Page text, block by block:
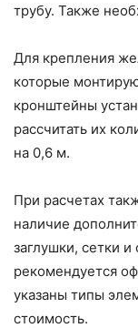
трубу. Также
Для крепления
которые
кронштейны
рассчитать их
на 0,6 м.
При расчетах
наличие
заглушки, сетки
рекомендуется
указаны типы
стоимость.